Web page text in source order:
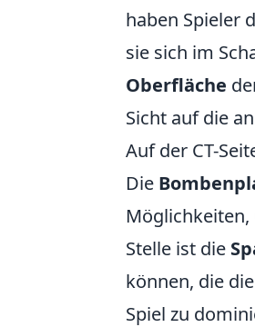
haben Spieler
sie sich im
Oberfläche
Sicht auf die
Auf der CT-
Die
Stelle ist die
können, die
Spiel zu